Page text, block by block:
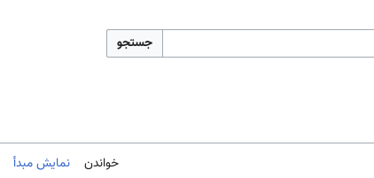
جستجو
خواندن نمایش مبدأ